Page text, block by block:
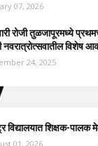
07, 2026
रोजी तुळजापूरमध्ये
नवरात्रोत्सवातील विशेष
24, 2025
विद्यालयात शिक्षक-पालक
01, 2026